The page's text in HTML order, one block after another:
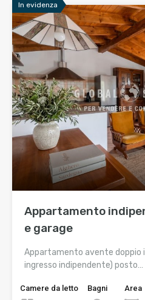
In evidenza
Appartamento
e garage
Appartamento avente doppio
ingresso indipendente) posto…
Camere da letto
Bagni
Area